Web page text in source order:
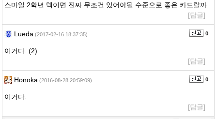
스마일 2학년 덱이면 진짜 무조건 있어야될 수준으로 좋은 카드랄까
[답글]
Lueda (2017-02-16 18:37:35) 0
이거다. (2)
[답글]
Honoka (2016-08-28 20:59:09) 0
이거다.
[답글]